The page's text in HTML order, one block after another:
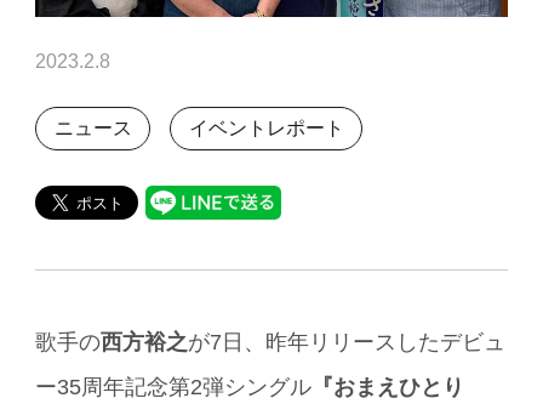
2023.2.8
ニュース イベントレポート
歌手の西方裕之が7日、昨年リリースしたデビュ
ー35周年記念第2弾シングル 『おまえひとり